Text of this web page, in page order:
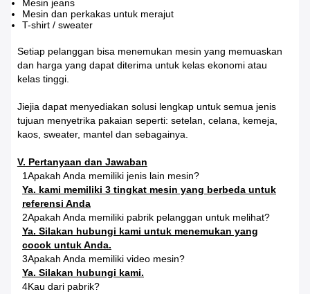
Mesin jeans
Mesin dan perkakas untuk merajut
T-shirt / sweater
Setiap pelanggan bisa menemukan mesin yang memuaskan
dan harga yang dapat diterima untuk kelas ekonomi atau
kelas tinggi.
Jiejia dapat menyediakan solusi lengkap untuk semua jenis
tujuan menyetrika pakaian seperti: setelan, celana, kemeja,
kaos, sweater, mantel dan sebagainya.
V. Pertanyaan dan Jawaban
1Apakah Anda memiliki jenis lain mesin?
Ya. kami memiliki 3 tingkat mesin yang berbeda untuk
referensi Anda
2Apakah Anda memiliki pabrik pelanggan untuk melihat?
Ya. Silakan hubungi kami untuk menemukan yang
cocok untuk Anda.
3Apakah Anda memiliki video mesin?
Ya. Silakan hubungi kami.
4Kau dari pabrik?